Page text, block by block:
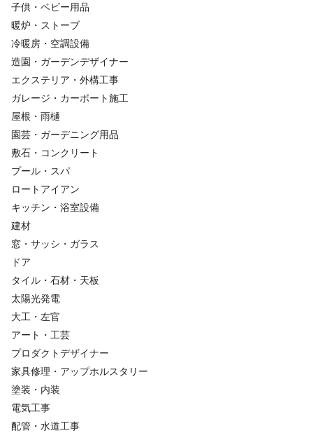
子供・ベビー用品
暖炉・ストーブ
冷暖房・空調設備
造園・ガーデンデザイナー
エクステリア・外構工事
ガレージ・カーポート施工
屋根・雨樋
園芸・ガーデニング用品
敷石・コンクリート
プール・スパ
ロートアイアン
キッチン・浴室設備
建材
窓・サッシ・ガラス
ドア
タイル・石材・天板
太陽光発電
大工・左官
アート・工芸
プロダクトデザイナー
家具修理・アップホルスタリー
塗装・内装
電気工事
配管・水道工事